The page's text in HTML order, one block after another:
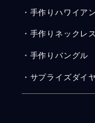
・手作りハワイア
・手作りネックレス
・手作りバングル
・サプライズダイ